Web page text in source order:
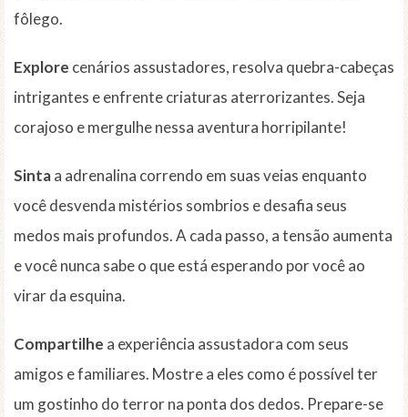
fôlego.
Explore cenários assustadores, resolva quebra-cabeças
intrigantes e enfrente criaturas aterrorizantes. Seja
corajoso e mergulhe nessa aventura horripilante!
Sintaa adrenalina correndo em suas veias enquanto
você desvenda mistérios sombrios e desafia seus
medos mais profundos. A cada passo, a tensão aumenta
e você nunca sabe o que está esperando por você ao
virar da esquina.
Compartilhe a experiência assustadora com seus
amigos e familiares. Mostre a eles como é possível ter
um gostinho do terror na ponta dos dedos. Prepare-se